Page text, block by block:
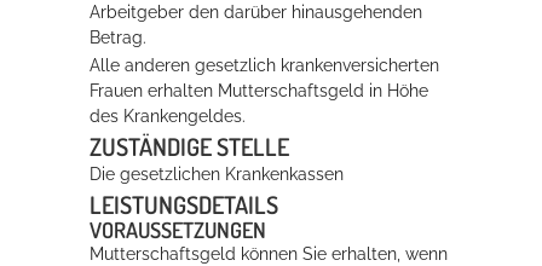
Arbeitgeber den darüber hinausgehenden
Betrag.
Alle anderen gesetzlich krankenversicherten
Frauen erhalten Mutterschaftsgeld in Höhe
des Krankengeldes.
ZUSTÄNDIGE STELLE
Die gesetzlichen Krankenkassen
LEISTUNGSDETAILS
VORAUSSETZUNGEN
Mutterschaftsgeld können Sie erhalten, wenn